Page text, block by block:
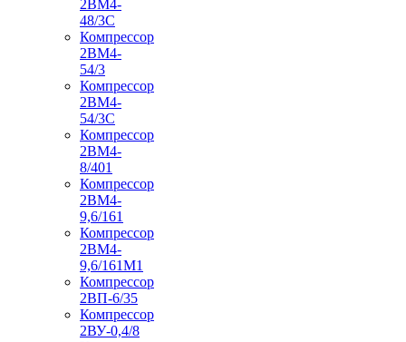
2ВМ4-
48/3С
Компрессор
2ВМ4-
54/3
Компрессор
2ВМ4-
54/3С
Компрессор
2ВМ4-
8/401
Компрессор
2ВМ4-
9,6/161
Компрессор
2ВМ4-
9,6/161М1
Компрессор
2ВП-6/35
Компрессор
2ВУ-0,4/8